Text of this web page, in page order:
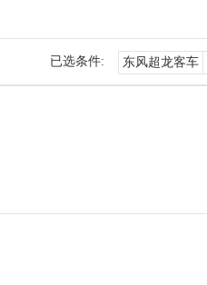
东风超龙客车
已选条件: